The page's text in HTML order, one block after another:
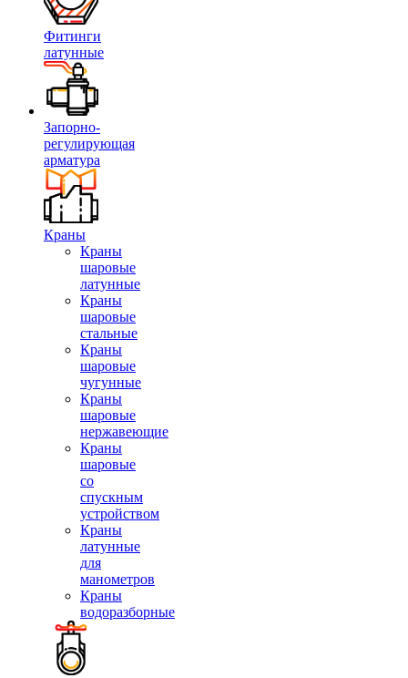
Фитинги
латунные
Запорно-
регулирующая
арматура
Краны
Краны
шаровые
латунные
Краны
шаровые
стальные
Краны
шаровые
чугунные
Краны
шаровые
нержавеющие
Краны
шаровые
со
спускным
устройством
Краны
латунные
для
манометров
Краны
водоразборные